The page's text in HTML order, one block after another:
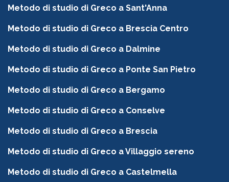
Metodo di studio di Greco a Sant'Anna
Metodo di studio di Greco a Brescia Centro
Metodo di studio di Greco a Dalmine
Metodo di studio di Greco a Ponte San Pietro
Metodo di studio di Greco a Bergamo
Metodo di studio di Greco a Conselve
Metodo di studio di Greco a Brescia
Metodo di studio di Greco a Villaggio sereno
Metodo di studio di Greco a Castelmella